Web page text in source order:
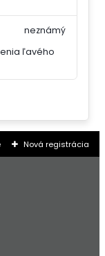
ľavého
neznámý
Nová registrácia